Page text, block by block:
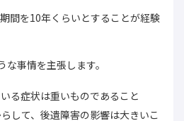
間を10年くらいとすることが経験
事情を主張します。
る症状は重いものであること
して、後遺障害の影響は大きいこ